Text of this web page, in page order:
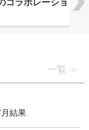
一覧
結果